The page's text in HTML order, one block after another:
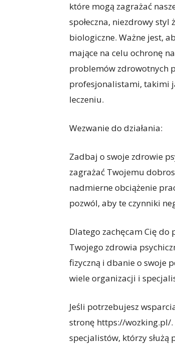
które mogą zagrażać
społeczna, niezdrowy
biologiczne. Ważne jest,
mające na celu ochronę
problemów zdrowotnych
profesjonalistami, takimi
leczeniu.
Wezwanie do działania:
Zadbaj o swoje zdrowie
zagrażać Twojemu
nadmierne obciążenie
pozwól, aby te czynniki
Dlatego zachęcam Cię do
Twojego zdrowia
fizyczną i dbanie o swoje
wiele organizacji i
Jeśli potrzebujesz
stronę https://wozking.pl/.
specjalistów, którzy służą